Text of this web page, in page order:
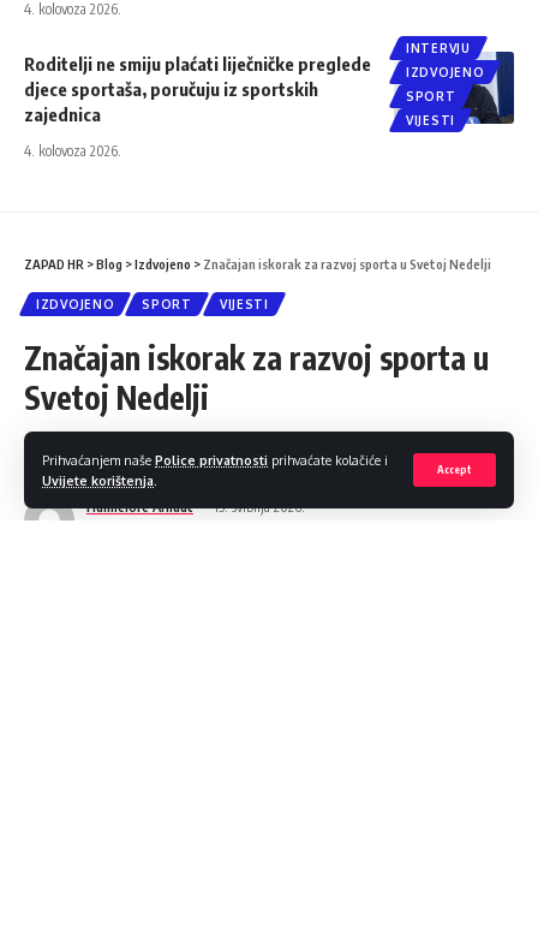
Prihvaćanjem naše Police privatnosti prihvaćate kolačiće i
Uvijete korištenja
Accept
4. kolovoza 2026.
INTERVJU
IZDVOJENO
SPORT
VIJESTI
Roditelji ne smiju plaćati liječničke preglede
djece sportaša, poručuju iz sportskih
zajednica
4. kolovoza 2026.
ZAPAD HR >Blog >Izdvojeno > Značajan iskorak za razvoj sporta u Svetoj Nedelji
IZDVOJENO SPORT VIJESTI
Značajan iskorak za razvoj sporta u
Svetoj Nedelji
Hannelore Arnaut
15. svibnja 2026.
Podijeli 3 Min čitanja